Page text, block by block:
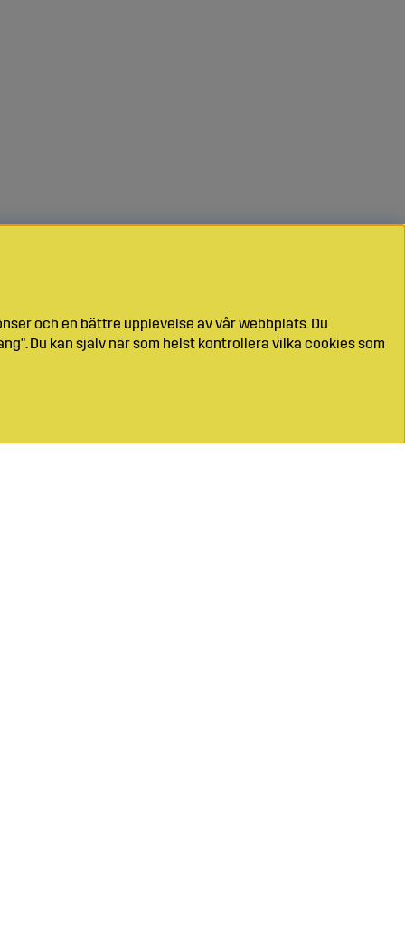
och en bättre upplevelse av vår webbplats. Du
Du kan själv när som helst kontrollera vilka cookies som